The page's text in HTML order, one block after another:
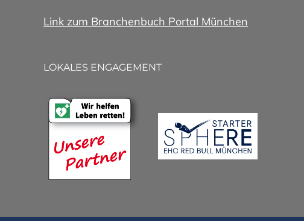
Link zum Branchenbuch Portal München
LOKALES ENGAGEMENT